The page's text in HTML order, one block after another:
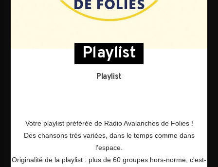
Playlist
Playlist
Votre playlist préférée de Radio Avalanches de Folies !
Des chansons très variées, dans le temps comme dans
l'espace.
Originalité de la playlist : plus de 60 groupes hors-norme, c'est-